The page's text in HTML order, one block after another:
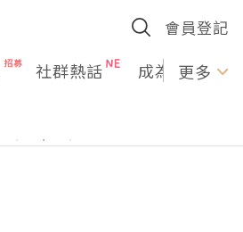
會員登記
社群熱話 成為U更多